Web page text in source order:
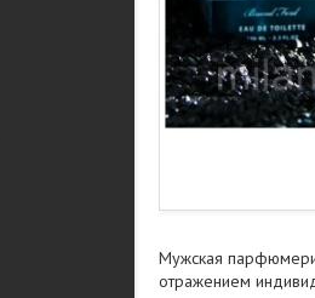
Мужская
отражением